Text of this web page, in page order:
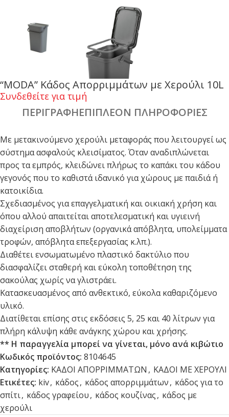
“MODA” Κάδος Απορριμμάτων με Χερούλι 10L
Συνδεθείτε για τιμή
ΠΕΡΙΓΡΑΦΉΕΠΙΠΛΈΟΝ ΠΛΗΡΟΦΟΡΊΕΣ
Με μετακινούμενο χερούλι μεταφοράς που λειτουργεί ως
σύστημα ασφαλούς κλεισίματος. Όταν αναδιπλώνεται
προς τα εμπρός, κλειδώνει πλήρως το καπάκι του κάδου
γεγονός που το καθιστά ιδανικό για χώρους με παιδιά ή
κατοικίδια.
Σχεδιασμένος για επαγγελματική και οικιακή χρήση και
όπου αλλού απαιτείται αποτελεσματική και υγιεινή
διαχείριση αποβλήτων (οργανικά απόβλητα, υπολείμματα
τροφών, απόβλητα επεξεργασίας κ.λπ.).
Διαθέτει ενσωματωμένο πλαστικό δακτύλιο που
διασφαλίζει σταθερή και εύκολη τοποθέτηση της
σακούλας χωρίς να γλιστράει.
Κατασκευασμένος από ανθεκτικό, εύκολα καθαριζόμενο
υλικό.
Διατίθεται επίσης στις εκδόσεις 5, 25 και 40 λίτρων για
πλήρη κάλυψη κάθε ανάγκης χώρου και χρήσης.
** Η παραγγελία μπορεί να γίνεται, μόνο ανά κιβώτιο
Κωδικός προϊόντος: 8104645
Κατηγορίες: ΚΑΔΟΙ ΑΠΟΡΡΙΜΜΑΤΩΝ , ΚΑΔΟΙ ΜΕ ΧΕΡΟΥΛΙ
Ετικέτες: kiv, κάδος, κάδος απορριμμάτων, κάδος για το
σπίτι, κάδος γραφείου, κάδος κουζίνας, κάδος με
χερούλι